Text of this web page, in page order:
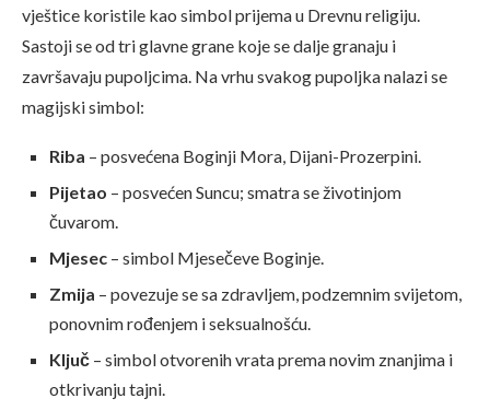
vještice koristile kao simbol prijema u Drevnu religiju.
Sastoji se od tri glavne grane koje se dalje granaju i
završavaju pupoljcima. Na vrhu svakog pupoljka nalazi se
magijski simbol:
Riba – posvećena Boginji Mora, Dijani-Prozerpini.
Pijetao – posvećen Suncu; smatra se životinjom
čuvarom.
Mjesec – simbol Mjesečeve Boginje.
Zmija – povezuje se sa zdravljem, podzemnim svijetom,
ponovnim rođenjem i seksualnošću.
Ključ – simbol otvorenih vrata prema novim znanjima i
otkrivanju tajni.